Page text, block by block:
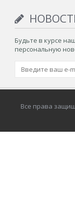
Будьте в курсе
персональную
Все права